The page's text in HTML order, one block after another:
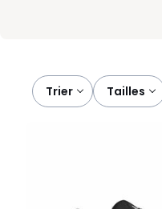
Trier
tailles